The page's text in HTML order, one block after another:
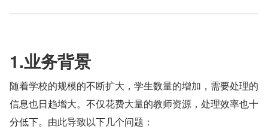
1.业务背景
随着学校的规模的不断扩大，学生数量的增加，需要处理的
信息也日趋增大。不仅花费大量的教师资源，处理效率也十
分低下。由此导致以下几个问题：